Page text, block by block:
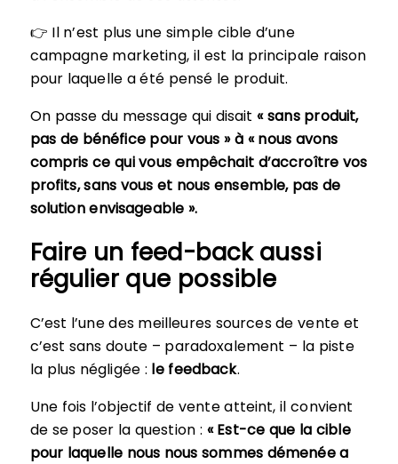
👉 Il n’est plus une simple cible d’une
campagne marketing, il est la principale raison
pour laquelle a été pensé le produit.
On passe du message qui disait« sans produit,
pas de bénéfice pour vous » à « nous avons
compris ce qui vous empêchait d’accroître vos
profits, sans vous et nous ensemble, pas de
solution envisageable ».
Faire un feed-back aussi
régulier que possible
C’est l’une des meilleures sources de vente et
c’est sans doute – paradoxalement – la piste
la plus négligée : le feedback.
Une fois l’objectif de vente atteint, il convient
de se poser la question : « Est-ce que la cible
pour laquelle nous nous sommes démenée a